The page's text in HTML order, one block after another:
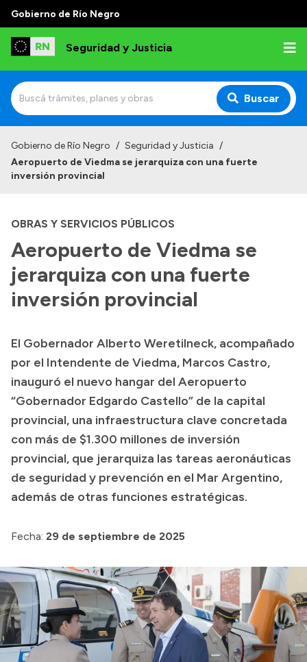
Gobierno de Río Negro
Seguridad y Justicia
Buscar
Institucional
Autoridades
Delegaciones
Normativa
Presupuesto
Boletín Oficial
Compras y licitaciones
Consulta de expedientes
Consulta de pago a proveedores
Convocatorias
Intranet
Gobierno de Río Negro / Seguridad y Justicia /
Aeropuerto de Viedma se jerarquiza con una fuerte
inversión provincial
OBRAS Y SERVICIOS PÚBLICOS
Aeropuerto de Viedma se
jerarquiza con una fuerte
inversión provincial
El Gobernador Alberto Weretilneck, acompañado
por el Intendente de Viedma, Marcos Castro,
inauguró el nuevo hangar del Aeropuerto
“Gobernador Edgardo Castello” de la capital
provincial, una infraestructura clave concretada
con más de $1.300 millones de inversión
provincial, que jerarquiza las tareas aeronáuticas
de seguridad y prevención en el Mar Argentino,
además de otras funciones estratégicas.
Fecha: 29 de septiembre de 2025